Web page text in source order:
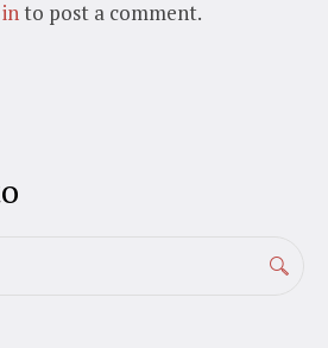
to post a comment.